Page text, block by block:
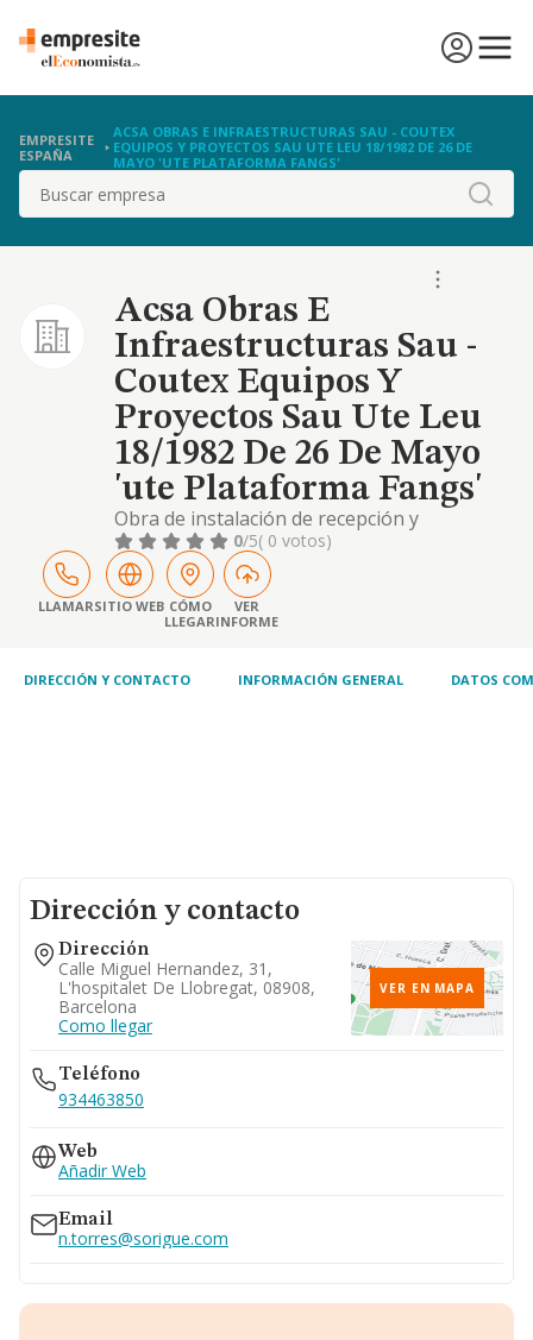
EMPRESITE
ESPAÑA
ACSA OBRAS E INFRAESTRUCTURAS SAU - COUTEX
EQUIPOS Y PROYECTOS SAU UTE LEU 18/1982 DE 26 DE
MAYO 'UTE PLATAFORMA FANGS'
Buscar
Acsa Obras E
Infraestructuras Sau -
Coutex Equipos Y
Proyectos Sau Ute Leu
18/1982 De 26 De Mayo
'ute Plataforma Fangs'
Obra de instalación de recepción y
rehidratación de fangos en la edar de el prat.
0/5( 0 votos)
LLAMARSITIO WEB CÓMO
LLEGAR
VER
INFORME
DIRECCIÓN Y CONTACTO INFORMACIÓN GENERAL DATOS
Dirección y contacto
Dirección
Calle Miguel Hernandez, 31,
L'hospitalet De Llobregat, 08908,
Barcelona
Como llegar
VER EN MAPA
Teléfono
934463850
Web
Añadir Web
Email
n.torres@sorigue.com